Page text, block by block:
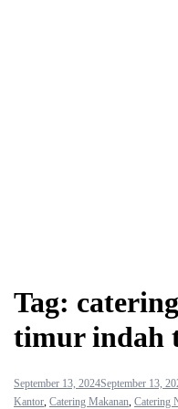
Tag:
timur indah
September 13, 2024September 13,
Kantor, Catering Makanan, Catering